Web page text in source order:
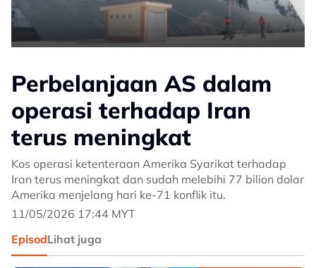
Perbelanjaan AS dalam
operasi terhadap Iran
terus meningkat
Kos operasi ketenteraan Amerika Syarikat terhadap
Iran terus meningkat dan sudah melebihi 77 bilion dolar
Amerika menjelang hari ke-71 konflik itu.
11/05/2026 17:44 MYT
EpisodLihat juga